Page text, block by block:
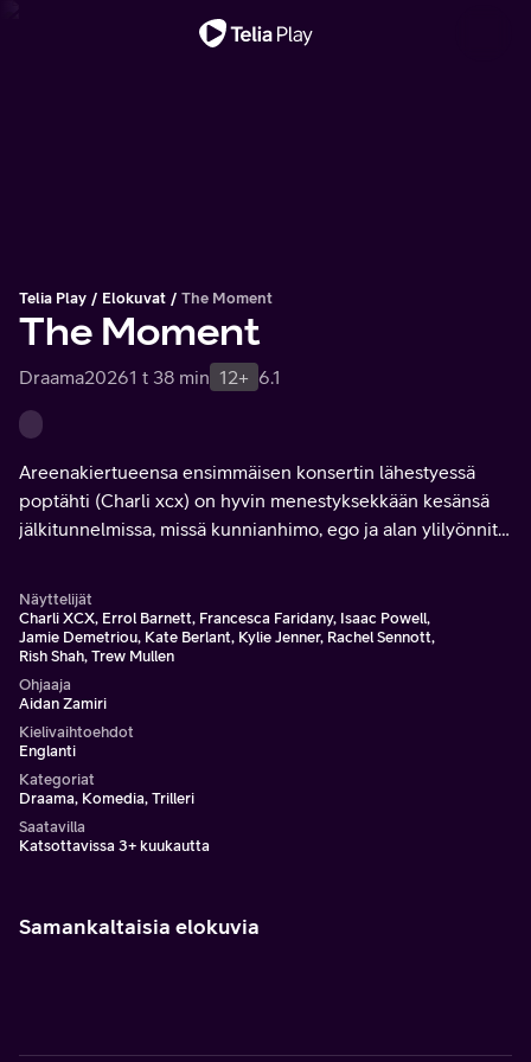
Telia Play Elokuvat The Moment
The Moment
Draama20261 t 38 min 12+ 6.1
Areenakiertueensa ensimmäisen konsertin lähestyessä
poptähti (Charli xcx) on hyvin menestyksekkään kesänsä
jälkitunnelmissa, missä kunnianhimo, ego ja alan ylilyönnit
Näyttelijät
Charli XCX, Errol Barnett, Francesca Faridany, Isaac Powell,
Jamie Demetriou, Kate Berlant, Kylie Jenner, Rachel Sennott,
Rish Shah, Trew Mullen
Ohjaaja
Aidan Zamiri
Kielivaihtoehdot
Englanti
Kategoriat
Draama, Komedia, Trilleri
Saatavilla
Katsottavissa 3+ kuukautta
Samankaltaisia elokuvia